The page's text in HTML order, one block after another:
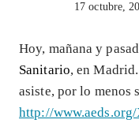
17 octubre,
Hoy, mañana y
Sanitario, en
asiste, por lo menos
http://